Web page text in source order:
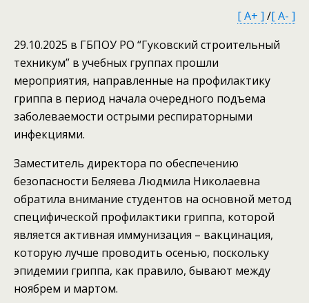
[ A+ ] /[ A- ]
29.10.2025 в ГБПОУ РО “Гуковский строительный
техникум” в учебных группах прошли
мероприятия, направленные на профилактику
гриппа в период начала очередного подъема
заболеваемости острыми респираторными
инфекциями.
Заместитель директора по обеспечению
безопасности Беляева Людмила Николаевна
обратила внимание студентов на основной метод
специфической профилактики гриппа, которой
является активная иммунизация – вакцинация,
которую лучше проводить осенью, поскольку
эпидемии гриппа, как правило, бывают между
ноябрем и мартом.